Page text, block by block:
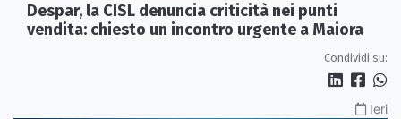
Despar, la CISL denuncia criticità nei punti
vendita: chiesto un incontro urgente a Maiora
Condividi su:
Ieri